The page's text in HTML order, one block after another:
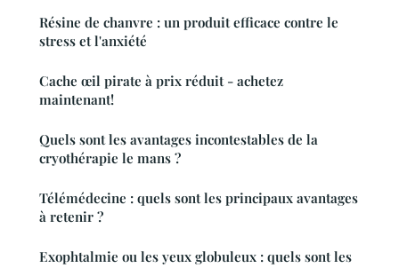
Résine de chanvre : un produit efficace contre le
stress et l'anxiété
Cache œil pirate à prix réduit - achetez
maintenant!
Quels sont les avantages incontestables de la
cryothérapie le mans ?
Télémédecine : quels sont les principaux avantages
à retenir ?
Exophtalmie ou les yeux globuleux : quels sont les